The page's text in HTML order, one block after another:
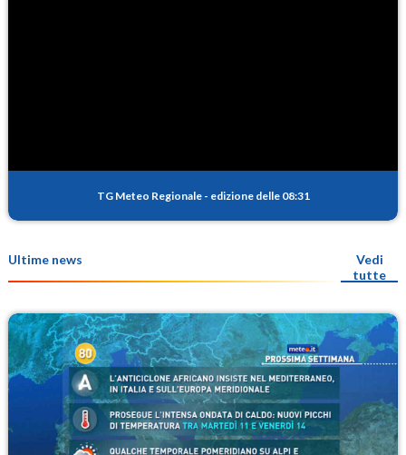
TG Meteo Regionale - edizione delle 08:31
Ultime news
Vedi
tutte